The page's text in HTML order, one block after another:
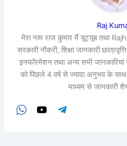
Raj
मेरा नाम राज कुमार मैं यूट्यूब तथा
सरकारी नौकरी, शिक्षा जानकारी
इनफॉरमेशन तथा अन्य सभी
को पिछले 4 वर्ष से ज्यादा अनुभव के
माध्यम से जानकारी